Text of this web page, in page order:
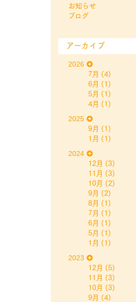
お知らせ
ブログ
アーカイブ
2026
7月
(4)
6月
(1)
5月
(1)
4月
(1)
2025
9月
(1)
1月
(1)
2024
12月
(3)
11月
(3)
10月
(2)
9月
(2)
8月
(1)
7月
(1)
6月
(1)
5月
(1)
1月
(1)
2023
12月
(5)
11月
(3)
10月
(3)
9月
(4)